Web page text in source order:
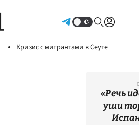
Кризис с мигрантами в Сеуте
«Речь
уши